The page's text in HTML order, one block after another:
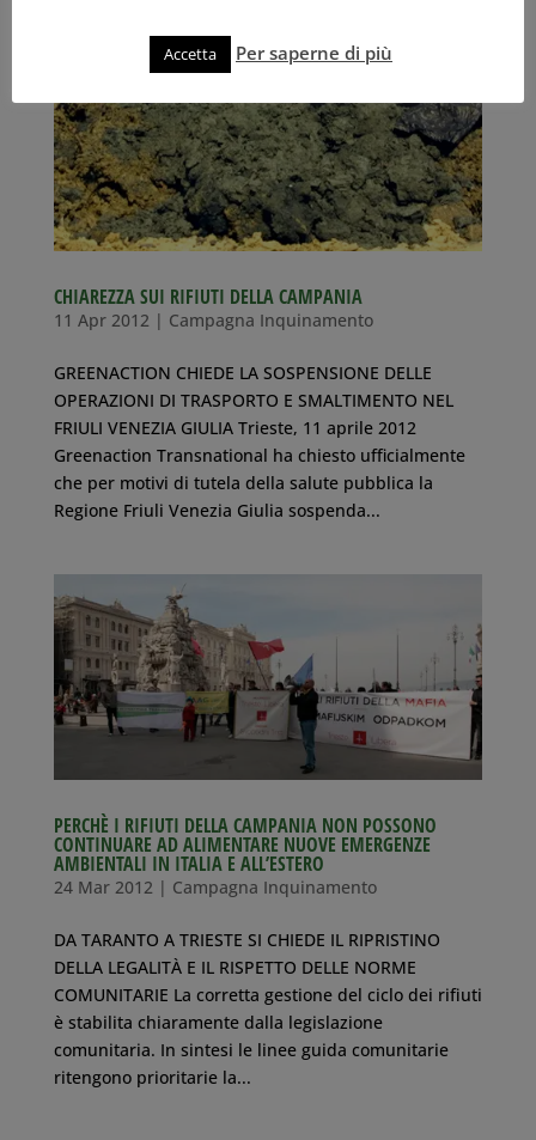
CHIAREZZA SUI RIFIUTI DELLA CAMPANIA
11 Apr 2012| Campagna Inquinamento
GREENACTION CHIEDE LA SOSPENSIONE DELLE
OPERAZIONI DI TRASPORTO E SMALTIMENTO NEL
FRIULI VENEZIA GIULIA Trieste, 11 aprile 2012
Greenaction Transnational ha chiesto ufficialmente
che per motivi di tutela della salute pubblica la
Regione Friuli Venezia Giulia sospenda...
PERCHÈ I RIFIUTI DELLA CAMPANIA NON POSSONO
CONTINUARE AD ALIMENTARE NUOVE EMERGENZE
AMBIENTALI IN ITALIA E ALL’ESTERO
24 Mar 2012 | Campagna Inquinamento
DA TARANTO A TRIESTE SI CHIEDE IL RIPRISTINO
DELLA LEGALITÀ E IL RISPETTO DELLE NORME
COMUNITARIE La corretta gestione del ciclo dei rifiuti
è stabilita chiaramente dalla legislazione
comunitaria. In sintesi le linee guida comunitarie
ritengono prioritarie la...
Accetta Per saperne di più